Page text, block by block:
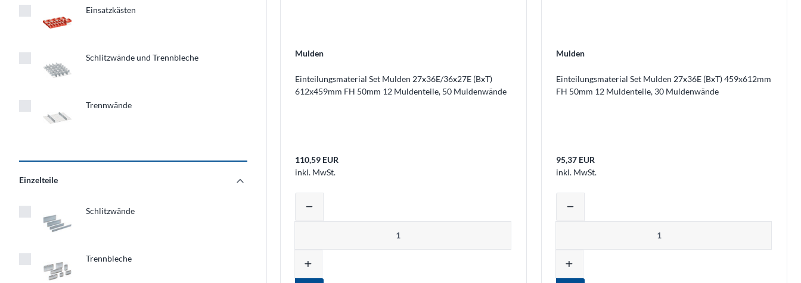
Einsatzkästen
Schlitzwände und Trennbleche
Trennwände
Einzelteile expand_more
Einzelteile Schlitzwände
Trennbleche
Mulden
Einteilungsmaterial Set Mulden 27x36E/36x27E (BxT)
612x459mm FH 50mm 12 Muldenteile, 50 Muldenwände
110,59 EUR
inkl. MwSt.
Produktmenge auswählen und in den Warenkorb legen
remove
add
Mulden
Einteilungsmaterial Set Mulden 27x36E (BxT) 459x612mm
FH 50mm 12 Muldenteile, 30 Muldenwände
95,37 EUR
inkl. MwSt.
Produktmenge auswählen und in den
remove
add